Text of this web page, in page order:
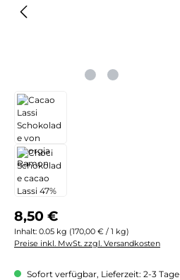
Regulärer Preis:
8,50 €
Inhalt: 0.05 kg (170,00 € / 1 kg)
Preise inkl. MwSt. zzgl. Versandkosten
Sofort verfügbar, Lieferzeit: 2-3 Tage